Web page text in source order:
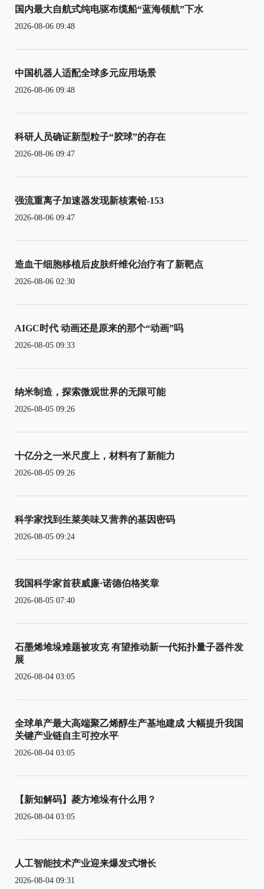
国内最大自航式纯电驱布缆船“蓝海领航”下水
2026-08-06 09:48
中国机器人适配全球多元应用场景
2026-08-06 09:48
科研人员确证新型粒子“胶球”的存在
2026-08-06 09:47
强流重离子加速器发现新核素铪-153
2026-08-06 09:47
造血干细胞移植后皮肤纤维化治疗有了新靶点
2026-08-06 02:30
AIGC时代 动画还是原来的那个“动画”吗
2026-08-05 09:33
纳米制造，探索微观世界的无限可能
2026-08-05 09:26
十亿分之一米尺度上，材料有了新能力
2026-08-05 09:26
科学家找到生菜美味又营养的基因密码
2026-08-05 09:24
我国科学家首获威廉·诺德伯格奖章
2026-08-05 07:40
石墨烯堆垛难题被攻克 有望推动新一代拓扑量子器件发
展
2026-08-04 03:05
全球单产最大高端聚乙烯醇生产基地建成 大幅提升我国
关键产业链自主可控水平
2026-08-04 03:05
【新知解码】菱方堆垛有什么用？
2026-08-04 03:05
人工智能技术产业迎来爆发式增长
2026-08-04 09:31